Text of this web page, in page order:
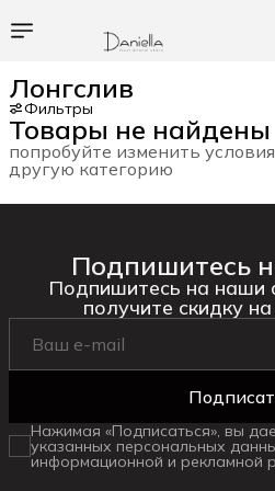
Лонгслив
Фильтры
Товары не найдены
попробуйте изменить
другую категорию
Подпишитесь
Подпишитесь на наши
получите скидку
Нажимая «Подписаться», вы
указанных персональных
информационной и рекламной